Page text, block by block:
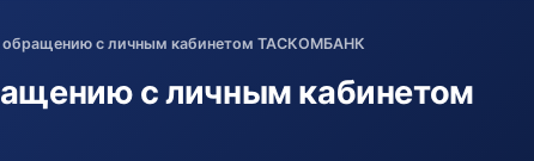
обращению с личным кабинетом ТАСКОМБАНК
с личным кабинетом